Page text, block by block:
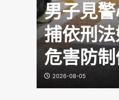
男子見
捕依刑
危害防
2026-08-05